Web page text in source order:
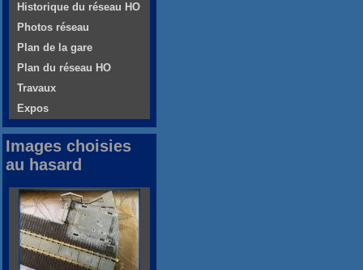
Historique du réseau HO
Photos réseau
Plan de la gare
Plan du réseau HO
Travaux
Expos
Images choisies
au hasard